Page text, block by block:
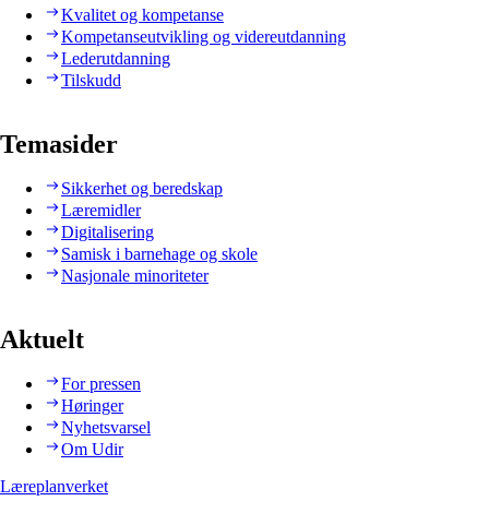
Kvalitet og kompetanse
Kompetanseutvikling og videreutdanning
Lederutdanning
Tilskudd
Temasider
Sikkerhet og beredskap
Læremidler
Digitalisering
Samisk i barnehage og skole
Nasjonale minoriteter
Aktuelt
For pressen
Høringer
Nyhetsvarsel
Om Udir
Læreplanverket